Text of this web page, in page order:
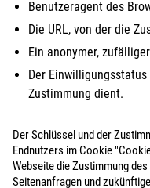
Benutzeragent des
Die URL, von der die
Ein anonymer,
Der
Zustimmung dient.
Der Schlüssel und der
Endnutzers im Cookie
Webseite die Zustimmung
Seitenanfragen und